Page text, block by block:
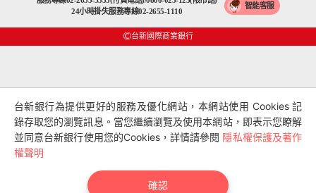
24小時掛失服務專線02-2655-1110
智能客服
台新國際商業銀行
台新銀行為提供更好的服務及優化網站，本網站使用 Cookies 記
錄存取您的瀏覽訊息。當您繼續瀏覽及使用本網站，即表示您瞭解
並同意台新銀行使用您的Cookies，詳情請參閱 隱私權保護及著作
權聲明
確認